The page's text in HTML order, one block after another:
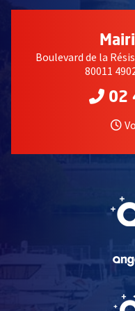
Boulevard de la
80011
02